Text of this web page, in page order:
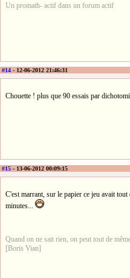
Un promath- actif dans un forum actif
#14 - 12-06-2012 21:46:31
Chouette ! plus que 90 essais par
#15 - 13-06-2012 00:09:15
C'est marrant, sur le papier ce jeu avait
minutes...
Quand on ne sait rien, on peut tout de
[Boris Vian]